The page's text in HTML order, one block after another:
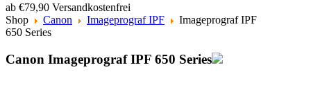
ab €79,90 Versandkostenfrei
Shop
Canon Imageprograf IPF
Imageprograf IPF
650 Series
Canon Imageprograf IPF 650 Series